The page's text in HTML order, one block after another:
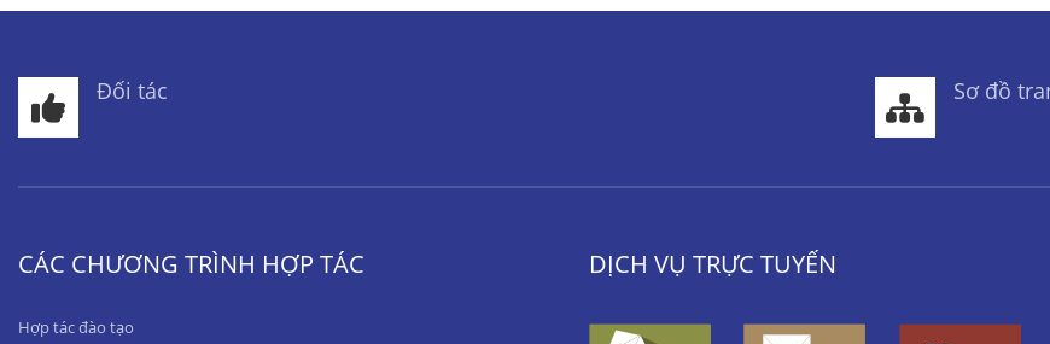
Đối tác Sơ đồ
CÁC CHƯƠNG TRÌNH HỢP TÁC
Hợp tác đào tạo
DỊCH VỤ TRỰC TUYẾN